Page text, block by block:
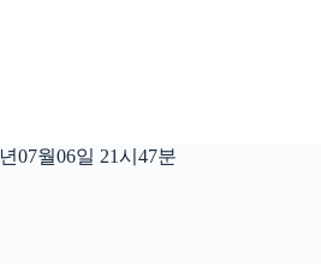
07월06일 21시47분